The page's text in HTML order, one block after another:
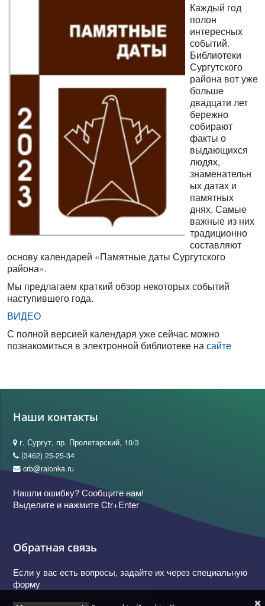
Каждый год
полон
интересных
событий.
Библиотеки
Сургутского
района вот уже
больше
двадцати лет
бережно
собирают
факты о
выдающихся
людях,
знаменательн
ых датах и
памятных
днях. Самые
важные из них
традиционно
составляют
основу календарей «Памятные даты Сургутского
района».
Мы предлагаем краткий обзор некоторых событий
наступившего года.
ВИДЕО
С полной версией календаря уже сейчас можно
познакомиться в электронной библиотеке насайте
Наши контакты
г. Сургут, пр. Пролетарский, 10/3
(3462) 25-25-34
crb@raionka.ru
Нашли ошибку? Сообщите нам!
Выделите и нажмите Ctr+Enter
Обратная связь
Если у вас есть вопросы, задайте их через специальную
форму